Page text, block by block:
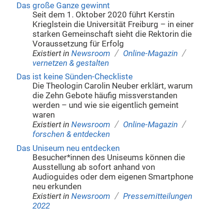
Das große Ganze gewinnt
Seit dem 1. Oktober 2020 führt Kerstin
Krieglstein die Universität Freiburg – in einer
starken Gemeinschaft sieht die Rektorin die
Voraussetzung für Erfolg
Existiert in Newsroom / Online-Magazin /
vernetzen & gestalten
Das ist keine Sünden-Checkliste
Die Theologin Carolin Neuber erklärt, warum
die Zehn Gebote häufig missverstanden
werden – und wie sie eigentlich gemeint
waren
Existiert in Newsroom / Online-Magazin /
forschen & entdecken
Das Uniseum neu entdecken
Besucher*innen des Uniseums können die
Ausstellung ab sofort anhand von
Audioguides oder dem eigenen Smartphone
neu erkunden
Existiert in Newsroom / Pressemitteilungen
2022